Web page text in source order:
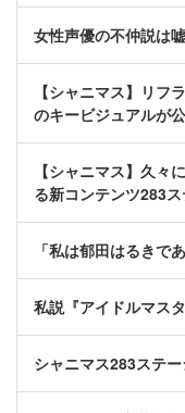
女性声優の不仲説は
【シャニマス】リ
のキービジュアルが
【シャニマス】久々
る新コンテンツ283
「私は郁田はるきで
私説『アイドルマス
シャニマス283ステ